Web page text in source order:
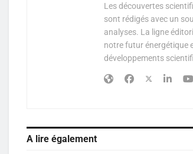
Les découvertes
sont rédigés avec un
analyses. La ligne
notre futur énergétique
développements
A lire également